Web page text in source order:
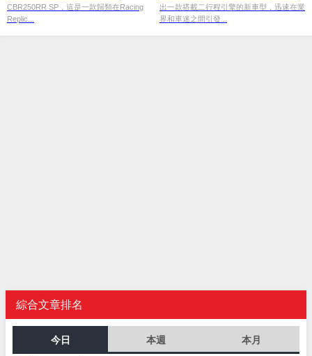
CBR250RR SP，這是一款歸類在Racing
Replic...
出一款搭載二行程引擎的新車型，迅速在業
界和車迷之間引發...
綜合文章排名
今日 本週 本月